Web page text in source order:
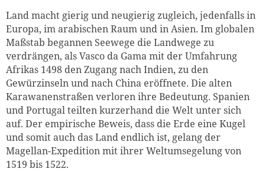
Land macht gierig und neugierig zugleich, jedenfalls in
Europa, im arabischen Raum und in Asien. Im globalen
Maßstab begannen Seewege die Landwege zu
verdrängen, als Vasco da Gama mit der Umfahrung
Afrikas 1498 den Zugang nach Indien, zu den
Gewürzinseln und nach China eröffnete. Die alten
Karawanenstraßen verloren ihre Bedeutung. Spanien
und Portugal teilten kurzerhand die Welt unter sich
auf. Der empirische Beweis, dass die Erde eine Kugel
und somit auch das Land endlich ist, gelang der
Magellan-Expedition mit ihrer Weltumsegelung von
1519 bis 1522.